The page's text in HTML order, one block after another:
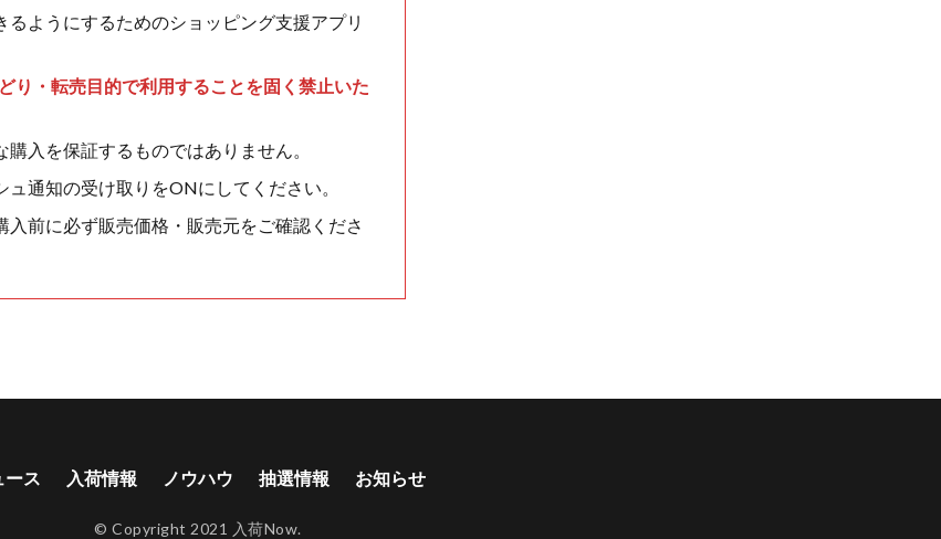
ようにするためのショッピング支援アプリ
り・転売目的で利用することを固く禁止いた
入を保証するものではありません。
通知の受け取りをONにしてください。
前に必ず販売価格・販売元をご確認くださ
ース 入荷情報 ノウハウ 抽選情報 お知らせ
© Copyright 2021 入荷Now.